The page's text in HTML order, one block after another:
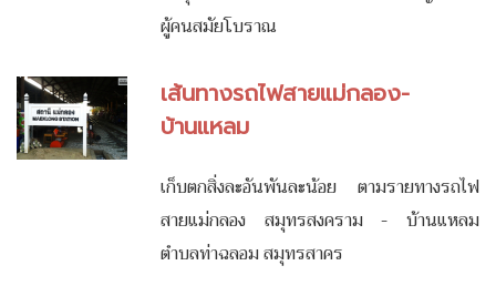
ผู้คนสมัยโบราณ
เส้นทางรถไฟสายแม่กลอง-
บ้านแหลม
เก็บตกสิ่งละอันพันละน้อย ตามรายทางรถไฟ
สายแม่กลอง สมุทรสงคราม - บ้านแหลม
ตำบลท่าฉลอม สมุทรสาคร